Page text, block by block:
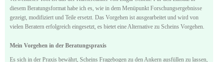
diesem Beratungsformat habe ich es, wie in dem Menüpunkt Forschungsergebnisse
gezeigt, modifiziert und Teile ersetzt. Das Vorgehen ist ausgearbeitet und wird von
vielen Beratern erfolgreich eingesetzt, es bietet eine Alternative zu Scheins Vorgehen.
Mein Vorgehen in der Beratungspraxis
Es sich in der Praxis bewährt, Scheins Fragebogen zu den Ankern ausfüllen zu lassen,